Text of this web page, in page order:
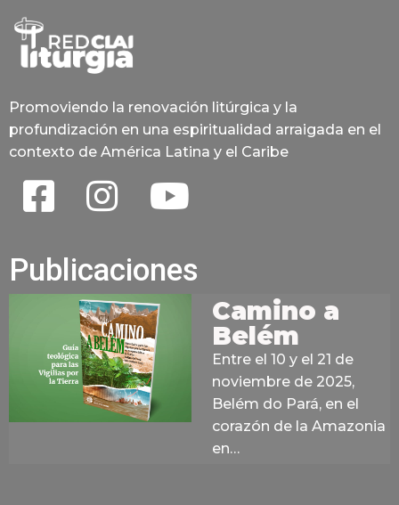
Promoviendo la renovación litúrgica y la
profundización en una espiritualidad arraigada en el
contexto de América Latina y el Caribe
Publicaciones
Camino a
Belém
Entre el 10 y el 21 de
noviembre de 2025,
Belém do Pará, en el
corazón de la Amazonia
en…